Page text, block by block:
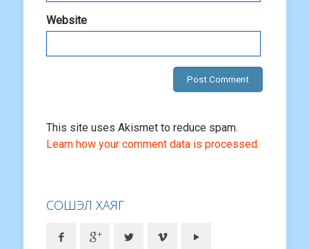
Website
This site uses Akismet to reduce spam.
Learn how your comment data is processed.
СОШЭЛ ХАЯГ